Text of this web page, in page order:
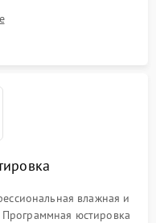
или двигателя
тубуса объектива
влажная и
юстировка